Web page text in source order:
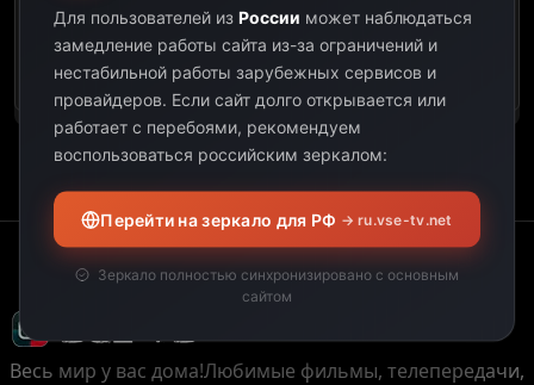
предоставил свою
программу передач на
выбранную дату.
Весь мир у вас дома!Любимые фильмы, телепередачи,
Для пользователей из России может наблюдаться
замедление работы сайта из-за ограничений и
нестабильной работы зарубежных сервисов и
провайдеров. Если сайт долго открывается или
работает с перебоями, рекомендуем
воспользоваться российским зеркалом:
Перейти на зеркало для РФ → ru.vse-tv.net
Зеркало полностью синхронизировано с основным
сайтом